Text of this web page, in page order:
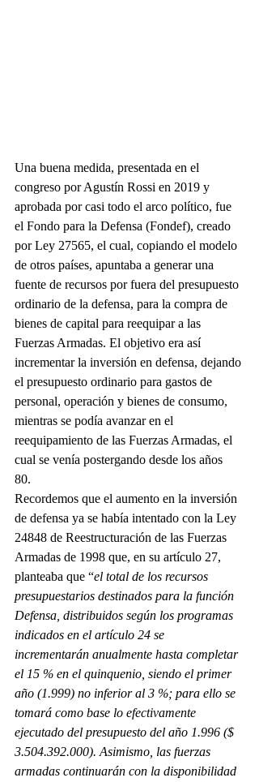
Una buena medida, presentada en el
congreso por Agustín Rossi en 2019 y
aprobada por casi todo el arco político, fue
el Fondo para la Defensa (Fondef), creado
por Ley 27565, el cual, copiando el modelo
de otros países, apuntaba a generar una
fuente de recursos por fuera del presupuesto
ordinario de la defensa, para la compra de
bienes de capital para reequipar a las
Fuerzas Armadas. El objetivo era así
incrementar la inversión en defensa, dejando
el presupuesto ordinario para gastos de
personal, operación y bienes de consumo,
mientras se podía avanzar en el
reequipamiento de las Fuerzas Armadas, el
cual se venía postergando desde los años
80.
Recordemos que el aumento en la inversión
de defensa ya se había intentado con la Ley
24848 de Reestructuración de las Fuerzas
Armadas de 1998 que, en su artículo 27,
planteaba que “el total de los recursos
presupuestarios destinados para la función
Defensa, distribuidos según los programas
indicados en el artículo 24 se
incrementarán anualmente hasta completar
el 15 % en el quinquenio, siendo el primer
año (1.999) no inferior al 3 %; para ello se
tomará como base lo efectivamente
ejecutado del presupuesto del año 1.996 ($
3.504.392.000). Asimismo, las fuerzas
armadas continuarán con la disponibilidad